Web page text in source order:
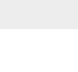
のご利用について